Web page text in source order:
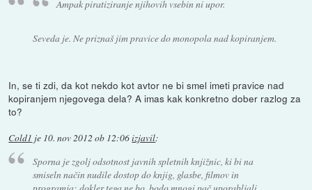
Ampak piratiziranje njihovih vsebin ni upor.
Seveda je. Ne priznaš jim pravice do monopola nad kopiranjem.
In, se ti zdi, da kot nekdo kot avtor ne bi smel imeti pravice nad
kopiranjem njegovega dela? A imas kak konkretno dober razlog za
to?
Cold1 je 10. nov 2012 ob 12:06izjavil:
Sporna je zgoljodsotnostjavnih spletnih knjižnic, ki bi na
smiseln način nudile dostop do knjig, glasbe, filmov in